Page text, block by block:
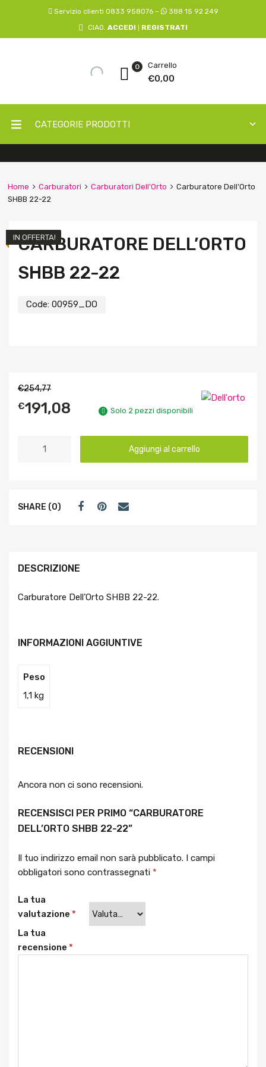
Servizio clienti 0833 958076 –
388 15 92 249
CIAO. ACCEDI REGISTRATI
Carrello
€0,00
0
CATEGORIE PRODOTTI
Home Carburatori Carburatori Dell'Orto
Carburatore Dell’Orto
SHBB 22-22
CARBURATORE DELL’ORTO
SHBB 22-22
Code: 00959_DO
IN OFFERTA!
€254,77
€191,08 Solo 2 pezzi disponibili
Aggiungi al carrello
SHARE (0)
DESCRIZIONE
Carburatore Dell’Orto SHBB 22-22.
INFORMAZIONI AGGIUNTIVE
Peso
1,1 kg
RECENSIONI
Ancora non ci sono recensioni.
RECENSISCI PER PRIMO “CARBURATORE
DELL’ORTO SHBB 22-22”
Il tuo indirizzo email non sarà pubblicato. I campi
obbligatori sono contrassegnati *
La tua
valutazione *
La tua
recensione *